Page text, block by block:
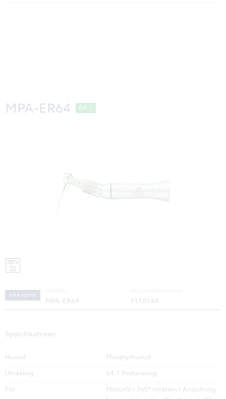
MPA-ER64 64:1
Icke optisk
MPA-ER64 Y110144
Specifikationer
Huvud Miniatyrhuvud
Utväxling 64:1 Reducering
För
Motorfil / 360° rotation / Anslutning